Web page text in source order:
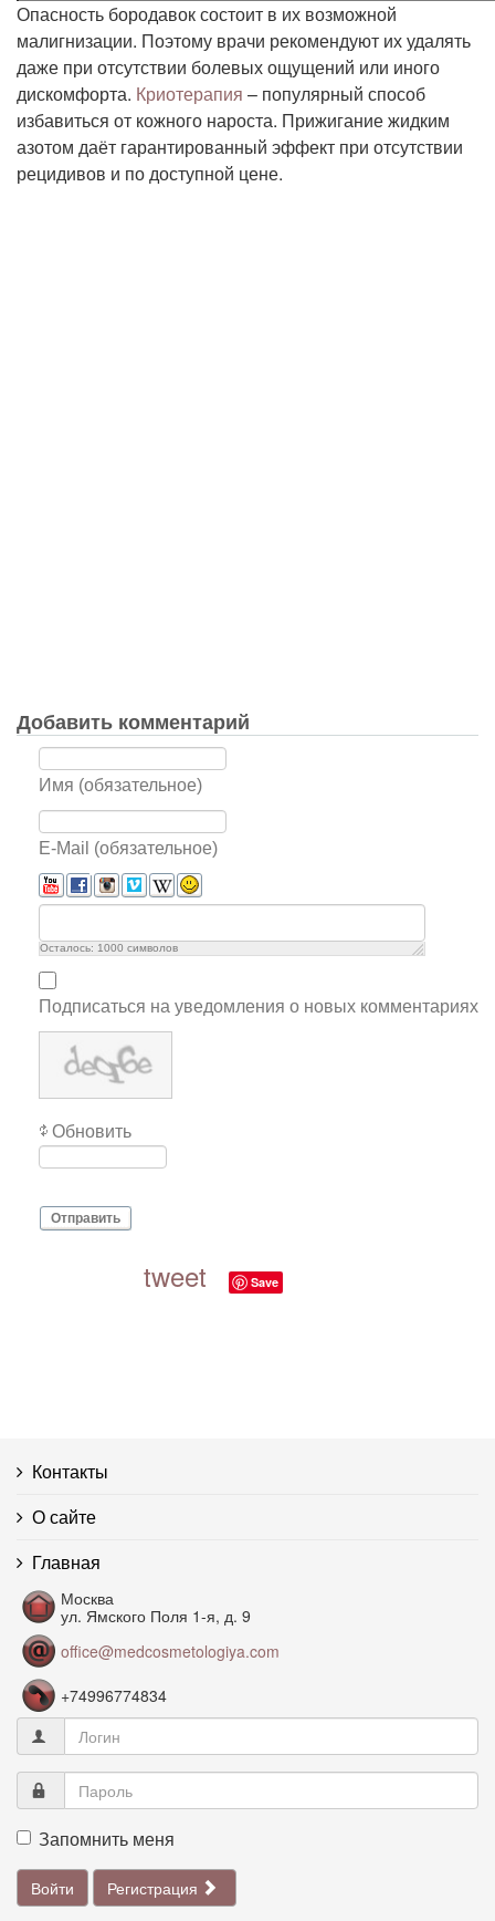
Опасность бородавок состоит в их возможной
малигнизации. Поэтому врачи рекомендуют их удалять
даже при отсутствии болевых ощущений или иного
дискомфорта. Криотерапия – популярный способ
избавиться от кожного нароста. Прижигание жидким
азотом даёт гарантированный эффект при отсутствии
рецидивов и по доступной цене.
Добавить комментарий
Имя (обязательное)
E-Mail (обязательное)
Осталось: 1000 символов
Подписаться на уведомления о новых комментариях
Обновить
Отправить
tweet Save
Контакты
О сайте
Главная
Москва
ул. Ямского Поля 1-я, д. 9
office@medcosmetologiya.com
+74996774834
Запомнить меня
Войти Регистрация